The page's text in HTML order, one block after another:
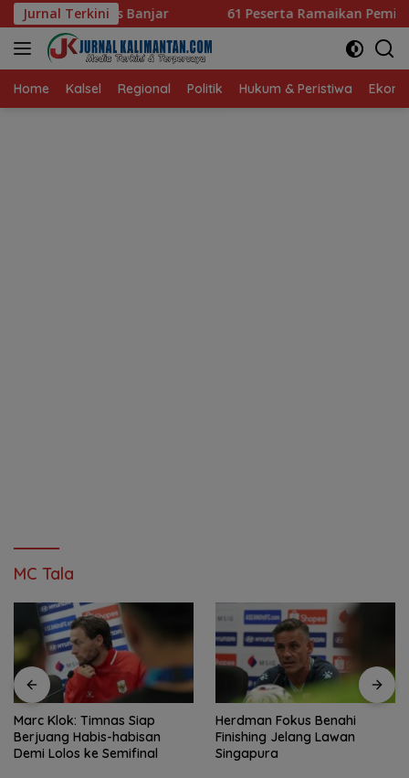
Langsung
ke
konten
Jurnal Terkini
61 Peserta Ramaikan Pemilihan Nanang Galuh
Home Kalsel Regional Politik Hukum & Peristiwa
MC Tala
Marc Klok: Timnas Siap
Berjuang Habis-habisan
Demi Lolos ke Semifinal
Herdman Fokus Benahi
Finishing Jelang Lawan
Singapura